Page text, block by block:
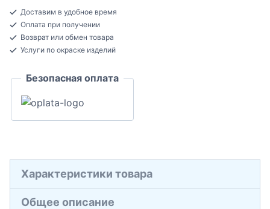
Плинтус
напольный
МДФ
Доставим в удобное время
Оплата при получении
Возврат или обмен товара
Услуги по окраске изделий
Безопасная оплата
Характеристики товара
Общее описание